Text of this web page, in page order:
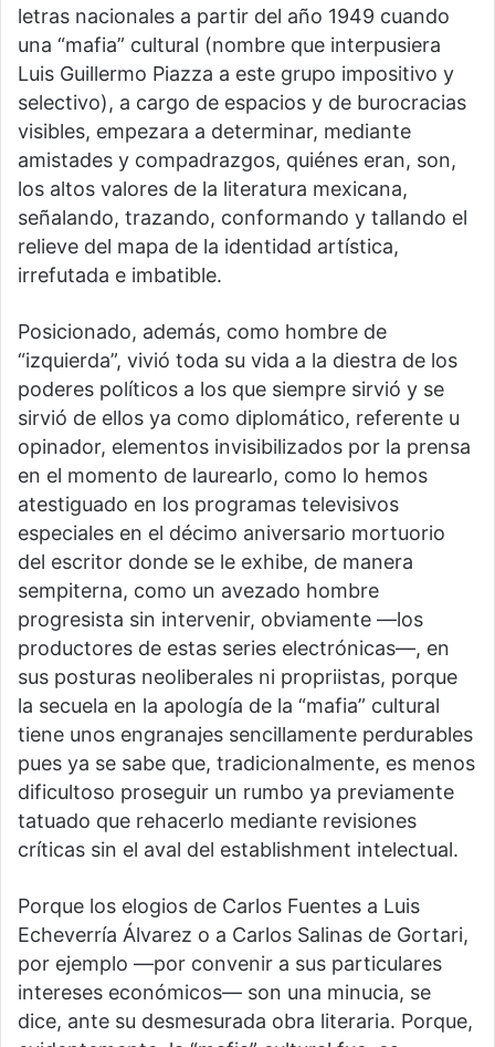
letras nacionales a partir del año 1949 cuando
una “mafia” cultural (nombre que interpusiera
Luis Guillermo Piazza a este grupo impositivo y
selectivo), a cargo de espacios y de burocracias
visibles, empezara a determinar, mediante
amistades y compadrazgos, quiénes eran, son,
los altos valores de la literatura mexicana,
señalando, trazando, conformando y tallando el
relieve del mapa de la identidad artística,
irrefutada e imbatible.
Posicionado, además, como hombre de
“izquierda”, vivió toda su vida a la diestra de los
poderes políticos a los que siempre sirvió y se
sirvió de ellos ya como diplomático, referente u
opinador, elementos invisibilizados por la prensa
en el momento de laurearlo, como lo hemos
atestiguado en los programas televisivos
especiales en el décimo aniversario mortuorio
del escritor donde se le exhibe, de manera
sempiterna, como un avezado hombre
progresista sin intervenir, obviamente —los
productores de estas series electrónicas—, en
sus posturas neoliberales ni propriistas, porque
la secuela en la apología de la “mafia” cultural
tiene unos engranajes sencillamente perdurables
pues ya se sabe que, tradicionalmente, es menos
dificultoso proseguir un rumbo ya previamente
tatuado que rehacerlo mediante revisiones
críticas sin el aval del establishment intelectual.
Porque los elogios de Carlos Fuentes a Luis
Echeverría Álvarez o a Carlos Salinas de Gortari,
por ejemplo —por convenir a sus particulares
intereses económicos— son una minucia, se
dice, ante su desmesurada obra literaria. Porque,